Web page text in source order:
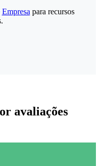
Empresa para recursos
avaliações